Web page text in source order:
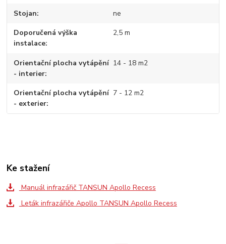
Stojan ne
Doporučená výška
instalace
2,5 m
Orientační plocha vytápění
- interier
14 - 18 m2
Orientační plocha vytápění
- exterier
7 - 12 m2
Ke stažení
Manuál infrazářič TANSUN Apollo Recess
Leták infrazářiče Apollo TANSUN Apollo Recess